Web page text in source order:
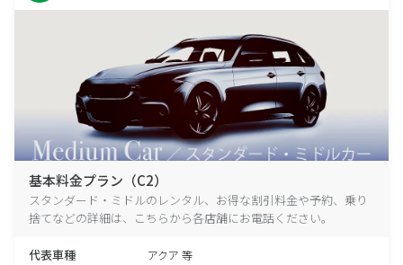
基本料金プラン（C2）
スタンダード・ミドルのレンタル、お得な割引料金や予約、乗り
捨てなどの詳細は、こちらから各店舗にお電話ください。
代表車種 アクア 等